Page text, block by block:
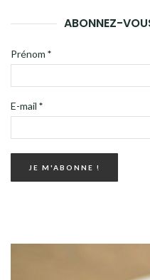
ABONNEZ-
Prénom *
E-mail *